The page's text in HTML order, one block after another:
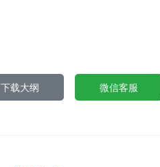
下载大纲 微信客服